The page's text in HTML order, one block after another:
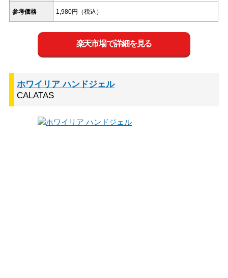
参考価格 1,980円（税込）
楽天市場で詳細を見る
ホワイリア ハンドジェル
CALATAS